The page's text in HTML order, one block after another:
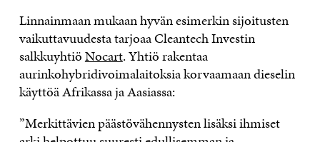
Linnainmaan mukaan hyvän esimerkin sijoitusten
vaikuttavuudesta tarjoaa Cleantech Investin
salkkuyhtiöNocart. Yhtiö rakentaa
aurinkohybridivoimalaitoksia korvaamaan dieselin
käyttöä Afrikassa ja Aasiassa:
”Merkittävien päästövähennysten lisäksi ihmiset